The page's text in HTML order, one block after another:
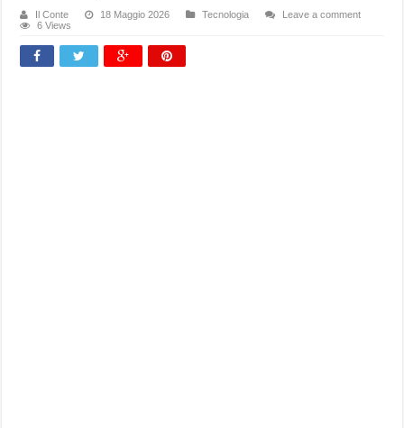
Il Conte 18 Maggio 2026 Tecnologia
Leave a comment
6 Views